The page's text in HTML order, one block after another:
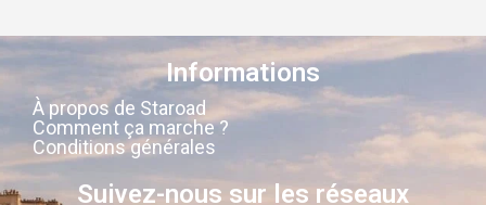
Informations
À propos de Staroad
Comment ça marche ?
Conditions générales
Suivez-nous sur les réseaux